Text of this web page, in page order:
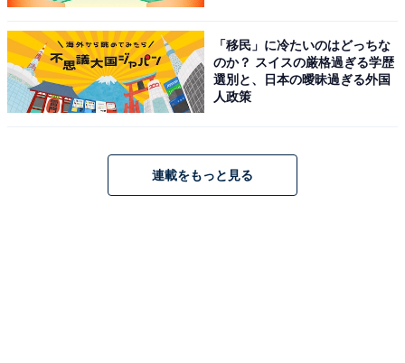
「移民」に冷たいのはどっちな
のか？ スイスの厳格過ぎる学歴
選別と、日本の曖昧過ぎる外国
人政策
連載をもっと見る